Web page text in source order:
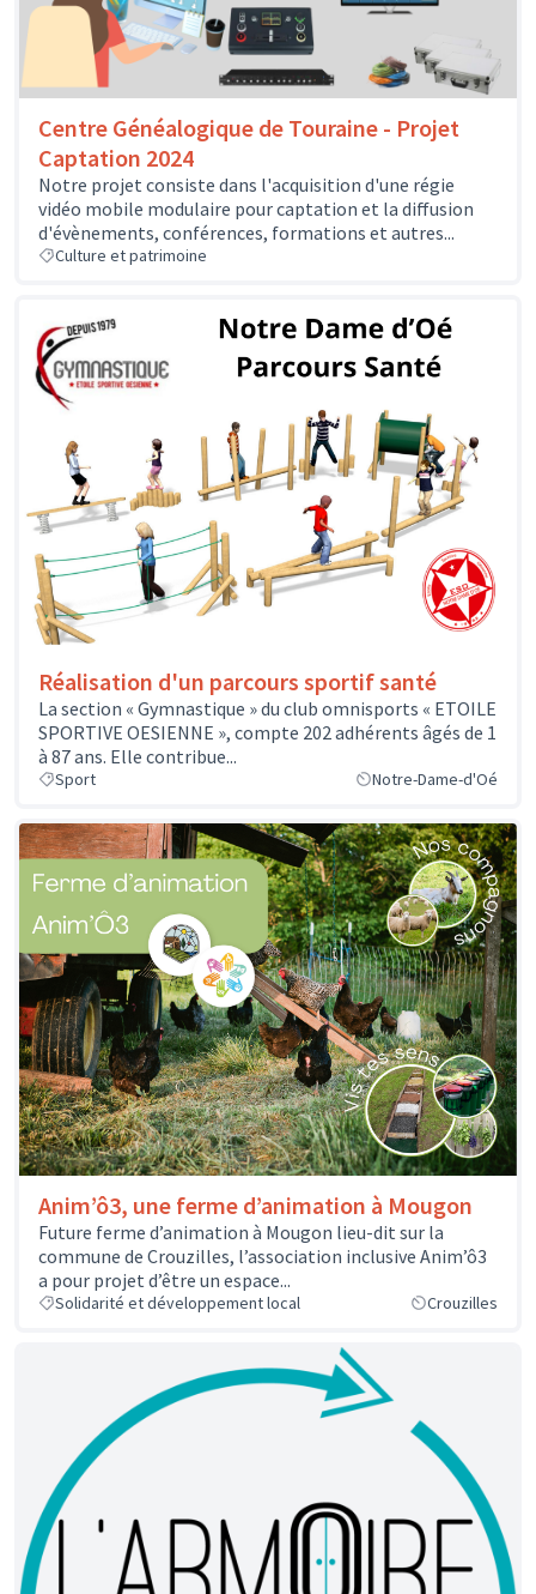
Centre Généalogique de Touraine - Projet
Captation 2024
Notre projet consiste dans l'acquisition d'une régie
vidéo mobile modulaire pour captation et la diffusion
d'évènements, conférences, formations et autres...
Culture et patrimoine
Réalisation d'un parcours sportif santé
La section « Gymnastique » du club omnisports « ETOILE
SPORTIVE OESIENNE », compte 202 adhérents âgés de 1
à 87 ans. Elle contribue...
Sport Notre-Dame-d'Oé
Anim’ô3, une ferme d’animation à Mougon
Future ferme d’animation à Mougon lieu-dit sur la
commune de Crouzilles, l’association inclusive Anim’ô3
a pour projet d’être un espace...
Solidarité et développement local Crouzilles